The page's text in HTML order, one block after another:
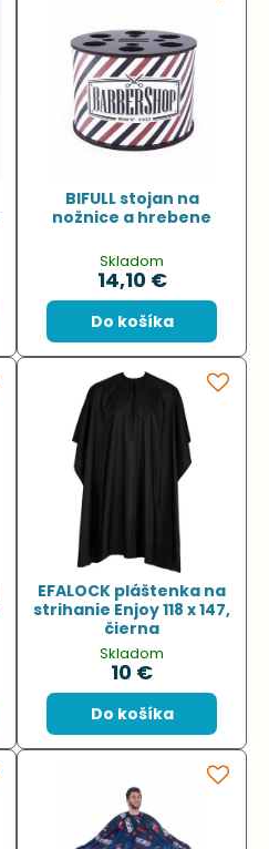
BIFULL stojan na
nožnice a hrebene
Skladom
14,10 €
Do košíka
EFALOCK pláštenka na
strihanie Enjoy 118 x 147,
čierna
Skladom
10 €
Do košíka